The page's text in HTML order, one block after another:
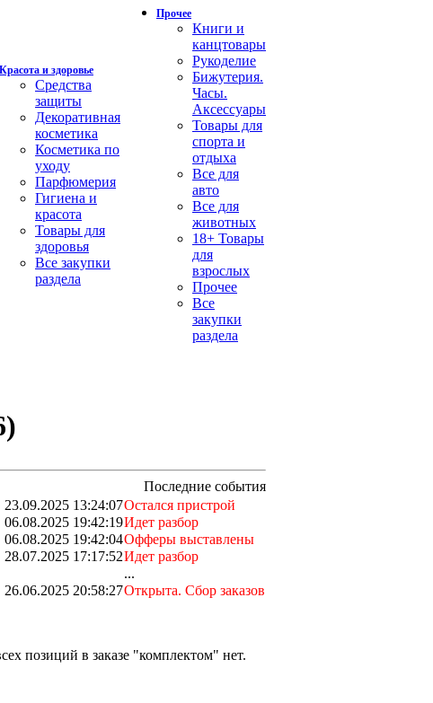
Красота и здоровье
Средства
защиты
Декоративная
косметика
Косметика по
уходу
Парфюмерия
Гигиена и
красота
Товары для
здоровья
Все закупки
раздела
Прочее
Книги и
канцтовары
Рукоделие
Бижутерия.
Часы.
Аксессуары
Товары для
спорта и
отдыха
Все для
авто
Все для
животных
18+ Товары
для
взрослых
Прочее
Все
закупки
раздела
Последние события
23.09.2025 13:24:07Остался пристрой
06.08.2025 19:42:19Идет разбор
06.08.2025 19:42:04Офферы выставлены
28.07.2025 17:17:52Идет разбор
...
26.06.2025 20:58:27Открыта. Сбор заказов
позиций в заказе "комплектом" нет.